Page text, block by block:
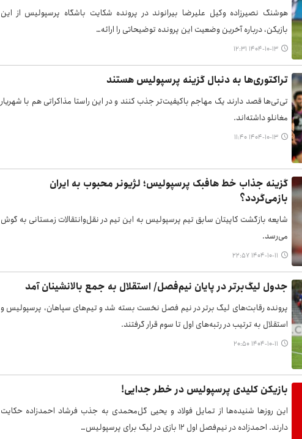
هوشنگ نصیرزاده وکیل علیرضا بیرانوند در پرونده شکایت باشگاه پرسپولیس از این
بازیکن، درباره آخرین وضعیت این پرونده توضیحاتی را ارائه…
۱۴۰۴-۱۰-۱۳ ۱۲:۳۱
تراکتوری‌ها به دنبال گزینه پرسپولیس هستند
تی‌تی‌ها قصد دارند یک مهاجم باکیفیت‌تر جذب کنند و در این راستا مذاکراتی هم با شهریار
مغانلو داشته‌اند.
۱۴۰۴-۱۰-۱۳ ۱۱:۴۰
گزینه جذاب خط هافبک پرسپولیس؛ لژیونر محبوب به ایران
بازمی‌گردد؟
شایعه بازگشت کاپیتان سابق تیم پرسپولیس به این تیم در نقل‌وانتقالات زمستانی به گوش
می‌رسد.
۱۴۰۴-۱۰-۱۱ ۲۲:۵۷
جدول لیگ‌برتر در پایان نیم‌فصل/ استقلال به جمع بالانشینان آمد
پرونده رقابت‌های لیگ برتر در نیم فصل نخست بسته شد و تیم‌های سپاهان، پرسپولیس و
استقلال به ترتیب در رتبه‌های اول تا سوم قرار گرفتند.
۱۴۰۴-۱۰-۱۱ ۲۰:۵۰
بازیکن کلیدی پرسپولیس در خطر جدایی!
این روزها شنیده‌ها از تمایل فولاد و یحیی گل‌محمدی به جذب فرشاد احمدزاده حکایت
دارند. احمدزاده در نیم‌فصل اول ۱۲ بازی در لیگ برای پرسپولیس…